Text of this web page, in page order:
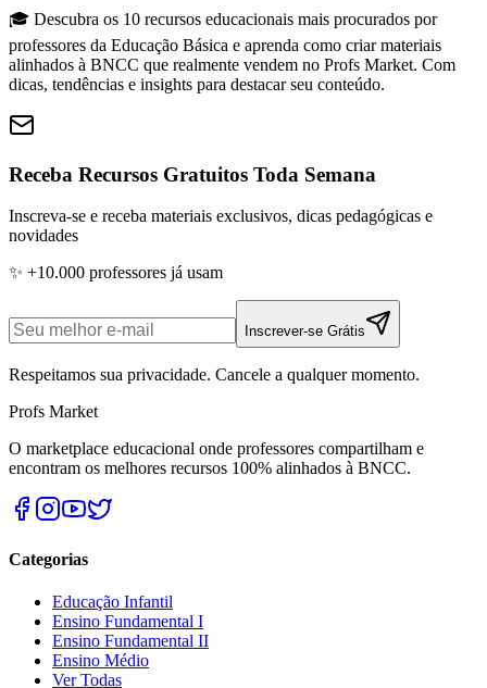
🎓 Descubra os 10 recursos educacionais mais procurados por
professores da Educação Básica e aprenda como criar materiais
alinhados à BNCC que realmente vendem no Profs Market. Com
dicas, tendências e insights para destacar seu conteúdo.
Receba Recursos Gratuitos Toda Semana
Inscreva-se e receba materiais exclusivos, dicas pedagógicas e
novidades
✨ +10.000 professores já usam
Inscrever-se Grátis
Respeitamos sua privacidade. Cancele a qualquer momento.
Profs Market
O marketplace educacional onde professores compartilham e
encontram os melhores recursos 100% alinhados à BNCC.
Categorias
Educação Infantil
Ensino Fundamental I
Ensino Fundamental II
Ensino Médio
Ver Todas